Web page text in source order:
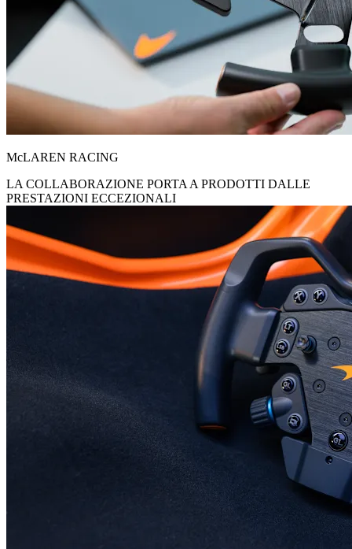
McLAREN RACING
LA COLLABORAZIONE PORTA A PRODOTTI DALLE
PRESTAZIONI ECCEZIONALI